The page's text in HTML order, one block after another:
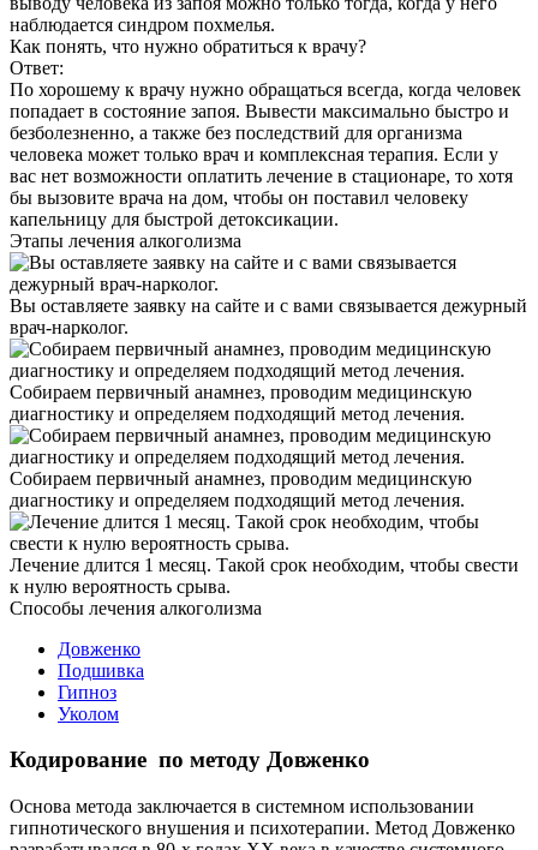
наблюдается синдром похмелья.
Как понять, что нужно обратиться к врачу?
Ответ:
По хорошему к врачу нужно обращаться всегда, когда человек
попадает в состояние запоя. Вывести максимально быстро и
безболезненно, а также без последствий для организма
человека может только врач и комплексная терапия. Если у
вас нет возможности оплатить лечение в стационаре, то хотя
бы вызовите врача на дом, чтобы он поставил человеку
капельницу для быстрой детоксикации.
Этапы лечения алкоголизма
Вы оставляете заявку на сайте и с вами связывается дежурный
врач-нарколог.
Собираем первичный анамнез, проводим медицинскую
диагностику и определяем подходящий метод лечения.
Собираем первичный анамнез, проводим медицинскую
диагностику и определяем подходящий метод лечения.
Лечение длится 1 месяц. Такой срок необходим, чтобы свести
к нулю вероятность срыва.
Способы лечения алкоголизма
Довженко
Подшивка
Гипноз
Уколом
Кодирование по методу Довженко
Основа метода заключается в системном использовании
гипнотического внушения и психотерапии. Метод Довженко